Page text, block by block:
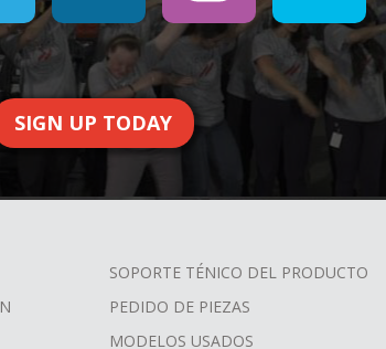
SIGN UP TODAY
SOPORTE TÉNICO DEL PRODUCTO
PEDIDO DE PIEZAS
MODELOS USADOS